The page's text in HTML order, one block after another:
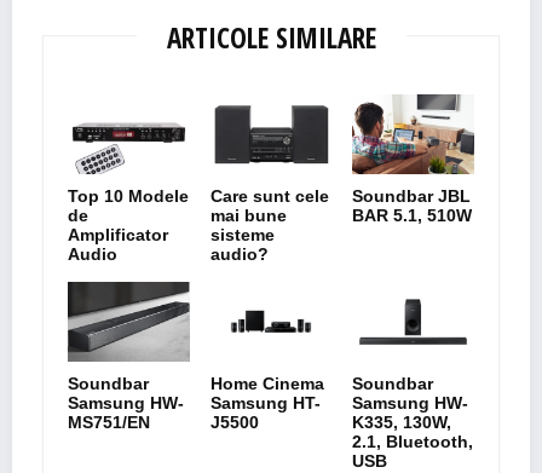
ARTICOLE SIMILARE
Top 10 Modele
de
Amplificator
Audio
Care sunt cele
mai bune
sisteme
audio?
Soundbar JBL
BAR 5.1, 510W
Soundbar
Samsung HW-
MS751/EN
Home Cinema
Samsung HT-
J5500
Soundbar
Samsung HW-
K335, 130W,
2.1, Bluetooth,
USB